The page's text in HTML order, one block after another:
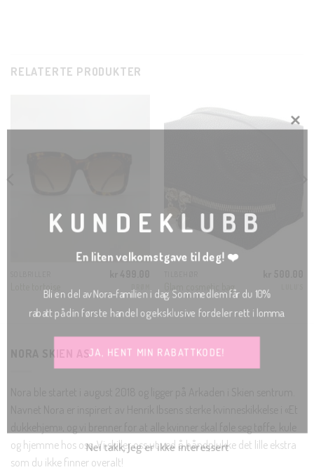
RELATERTE PRODUKTER
Lotte tortoise Glam cosmetic bag
NORA SKIEN AS
og hjemme hos oss. Vi skiller oss ut ved å håndplukke det lille ekstra
som du ikke finner overalt!
KUNDEKLUBB
En liten velkomstgave til deg! ❤️
Bli en del av Nora-familien i dag. Som medlem får du 10%
rabatt på din første handel og eksklusive fordeler rett i lomma.